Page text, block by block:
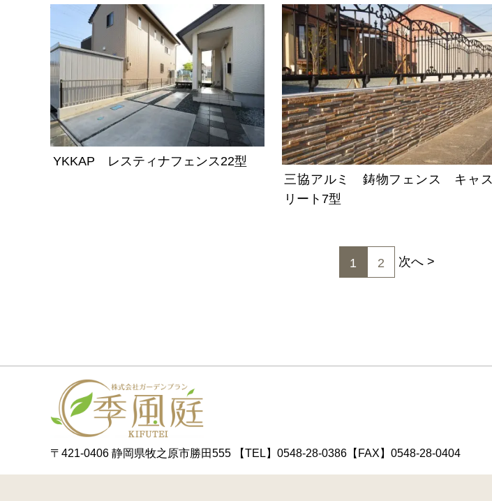
YKKAP レスティナフェンス22型
三協アルミ 鋳物フェンス キャス
リート7型
1 2 次へ
〒421-0406 静岡県牧之原市勝田555 【TEL】0548-28-0386【FAX】0548-28-0404